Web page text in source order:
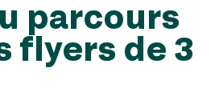
parcours
flyers de 3